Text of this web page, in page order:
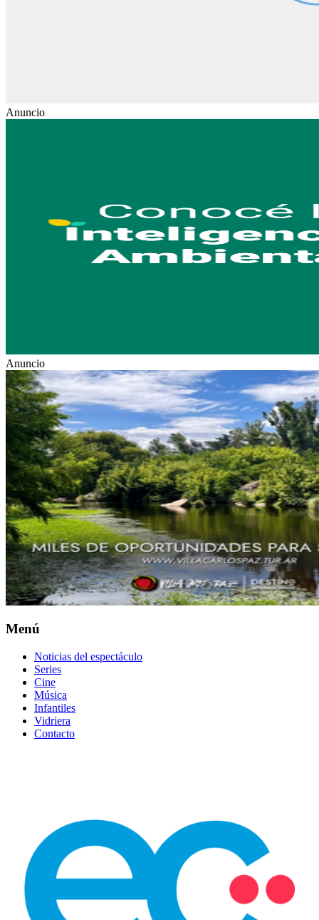
Anuncio
Anuncio
Menú
Noticias del espectáculo
Series
Cine
Música
Infantiles
Vidriera
Contacto